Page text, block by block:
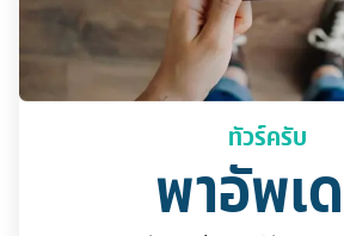
ทัวร์ครับ
พาอัพเ